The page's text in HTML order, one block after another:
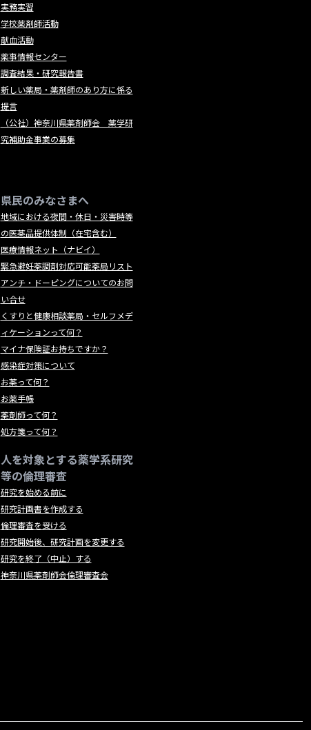
実務実習
学校薬剤師活動
献血活動
薬事情報センター
調査結果・研究報告書
新しい薬局・薬剤師のあり方に係る
提言
（公社）神奈川県薬剤師会 薬学研
究補助金事業の募集
県民のみなさまへ
地域における夜間・休日・災害時等
の医薬品提供体制（在宅含む）
医療情報ネット（ナビイ）
緊急避妊薬調剤対応可能薬局リスト
アンチ・ドーピングについてのお問
い合せ
くすりと健康相談薬局・セルフメデ
ィケーションって何？
マイナ保険証お持ちですか？
感染症対策について
お薬って何？
お薬手帳
薬剤師って何？
処方箋って何？
人を対象とする薬学系研究
等の倫理審査
研究を始める前に
研究計画書を作成する
倫理審査を受ける
研究開始後、研究計画を変更する
研究を終了（中止）する
神奈川県薬剤師会倫理審査会